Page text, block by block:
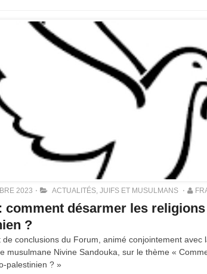
2023 ACTUALITÉS, JUIFS ET MUSULMANS
comment désarmer les
?
de conclusions du Forum, animé conjointement avec
musulmane Nivine Sandouka, sur le thème «
palestinien ? »